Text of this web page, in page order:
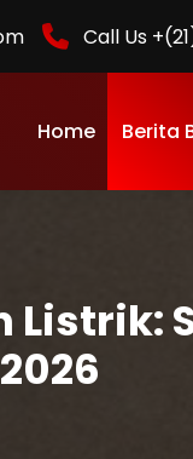
Call Us
Home Berita
Listrik: